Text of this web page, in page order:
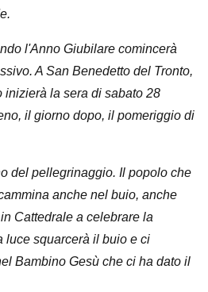
l'Anno Giubilare comincerà
A San Benedetto del Tronto,
inizierà la sera di sabato 28
il giorno dopo, il pomeriggio di
del pellegrinaggio. Il popolo che
anche nel buio, anche
Cattedrale a celebrare la
luce squarcerà il buio e ci
Bambino Gesù che ci ha dato il